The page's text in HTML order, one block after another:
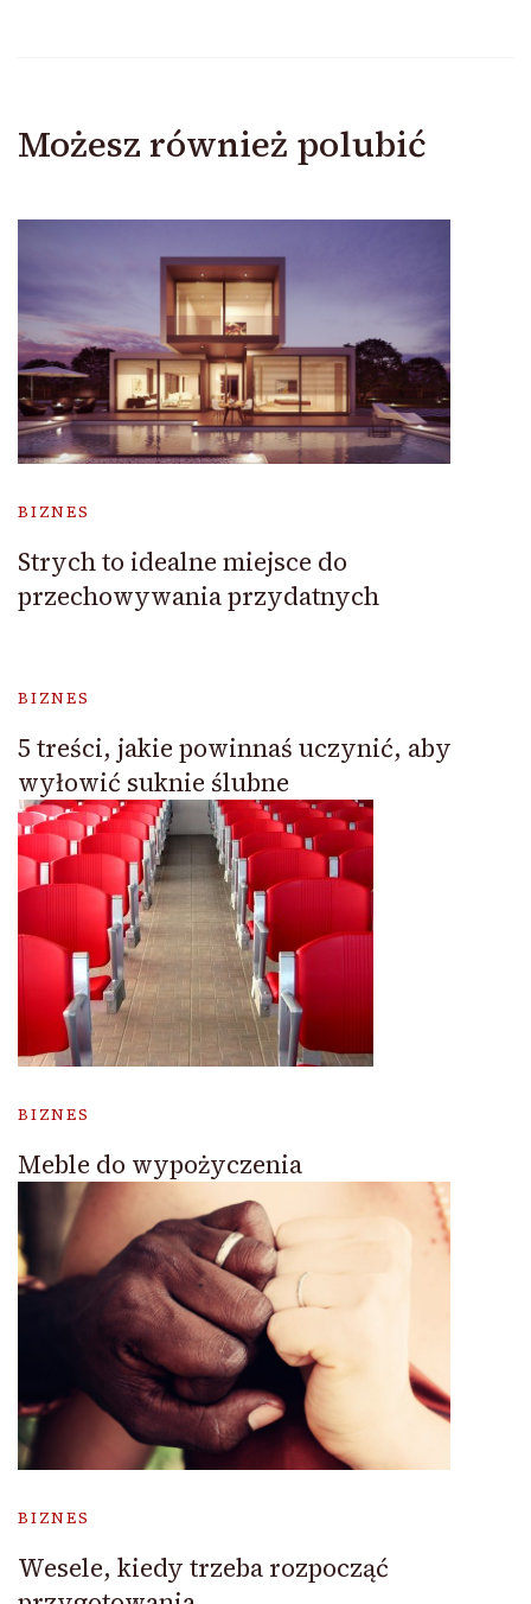
Możesz również polubić
BIZNES
Strych to idealne miejsce do
przechowywania przydatnych
BIZNES
5 treści, jakie powinnaś uczynić, aby
wyłowić suknie ślubne
BIZNES
Meble do wypożyczenia
BIZNES
Wesele, kiedy trzeba rozpocząć